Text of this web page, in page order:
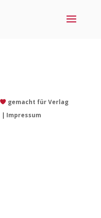
gemacht für Verlag
| Impressum